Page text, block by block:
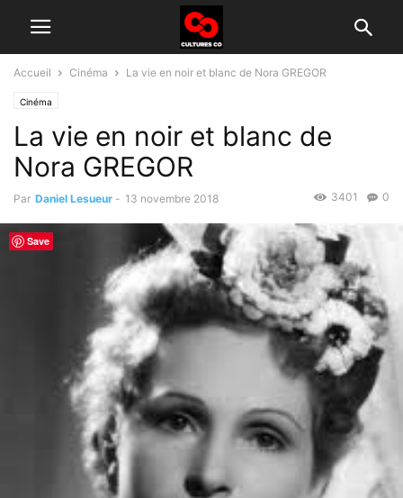
Accueil Cinéma La vie en noir et blanc de Nora GREGOR
Cinéma
La vie en noir et blanc de
Nora GREGOR
Par Daniel Lesueur - 13 novembre 2018 0
3401
Save